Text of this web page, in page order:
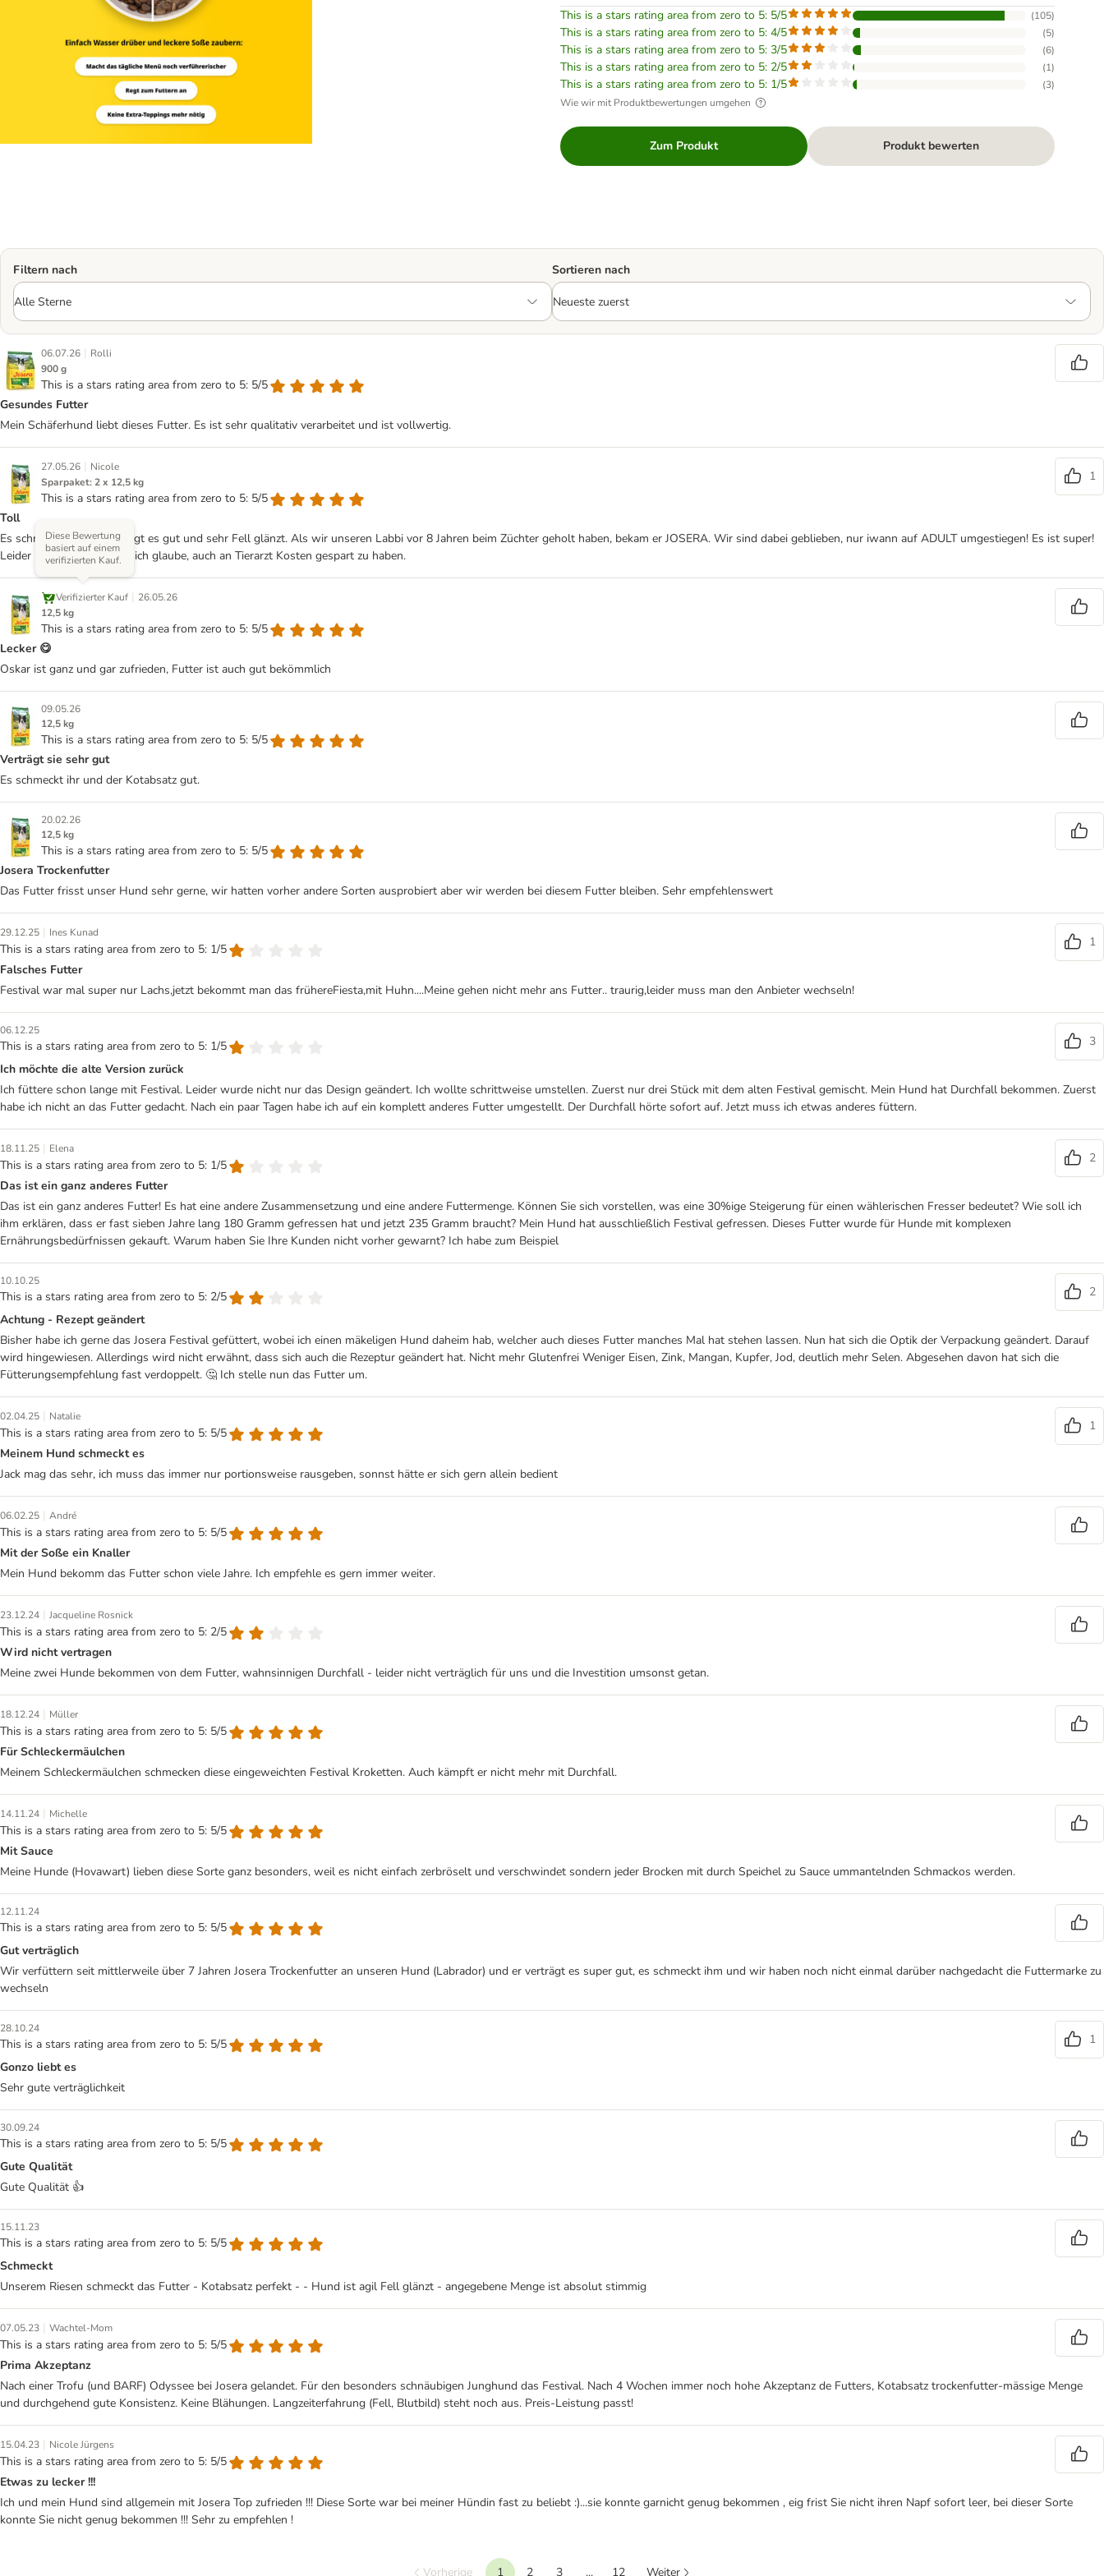
This is a stars rating area from zero to 5: 5/5
(105)
This is a stars rating area from zero to 5: 4/5 (5)
This is a stars rating area from zero to 5: 3/5 (6)
This is a stars rating area from zero to 5: 2/5 (1)
This is a stars rating area from zero to 5: 1/5 (3)
Wie wir mit Produktbewertungen umgehen
Zum Produkt Produkt bewerten
Filtern nach Sortieren nach
06.07.26 | Rolli
900 g
This is a stars rating area from zero to 5: 5/5
Gesundes Futter
Mein Schäferhund liebt dieses Futter. Es ist sehr qualitativ verarbeitet und ist vollwertig.
27.05.26 | Nicole
Sparpaket: 2 x 12,5 kg
This is a stars rating area from zero to 5: 5/5
1
Toll
Es schmeckt ihm, er verträgt es gut und sehr Fell glänzt. Als wir unseren Labbi vor 8 Jahren beim Züchter geholt haben, bekam er JOSERA. Wir sind dabei geblieben, nur iwann auf ADULT umgestiegen! Es ist super!
Leider nicht günstig. Aber ich glaube, auch an Tierarzt Kosten gespart zu haben.
Verifizierter Kauf
Diese Bewertung
basiert auf einem
verifizierten Kauf.
| 26.05.26
12,5 kg
This is a stars rating area from zero to 5: 5/5
Lecker 😋
Oskar ist ganz und gar zufrieden, Futter ist auch gut bekömmlich
09.05.26
12,5 kg
This is a stars rating area from zero to 5: 5/5
Verträgt sie sehr gut
Es schmeckt ihr und der Kotabsatz gut.
20.02.26
12,5 kg
This is a stars rating area from zero to 5: 5/5
Josera Trockenfutter
Das Futter frisst unser Hund sehr gerne, wir hatten vorher andere Sorten ausprobiert aber wir werden bei diesem Futter bleiben. Sehr empfehlenswert
29.12.25 | Ines Kunad
This is a stars rating area from zero to 5: 1/5
1
Falsches Futter
Festival war mal super nur Lachs,jetzt bekommt man das frühereFiesta,mit Huhn....Meine gehen nicht mehr ans Futter.. traurig,leider muss man den Anbieter wechseln!
06.12.25
This is a stars rating area from zero to 5: 1/5
3
Ich möchte die alte Version zurück
Ich füttere schon lange mit Festival. Leider wurde nicht nur das Design geändert. Ich wollte schrittweise umstellen. Zuerst nur drei Stück mit dem alten Festival gemischt. Mein Hund hat Durchfall bekommen. Zuerst
habe ich nicht an das Futter gedacht. Nach ein paar Tagen habe ich auf ein komplett anderes Futter umgestellt. Der Durchfall hörte sofort auf. Jetzt muss ich etwas anderes füttern.
18.11.25 | Elena
This is a stars rating area from zero to 5: 1/5
2
Das ist ein ganz anderes Futter
Das ist ein ganz anderes Futter! Es hat eine andere Zusammensetzung und eine andere Futtermenge. Können Sie sich vorstellen, was eine 30%ige Steigerung für einen wählerischen Fresser bedeutet? Wie soll ich
ihm erklären, dass er fast sieben Jahre lang 180 Gramm gefressen hat und jetzt 235 Gramm braucht? Mein Hund hat ausschließlich Festival gefressen. Dieses Futter wurde für Hunde mit komplexen
Ernährungsbedürfnissen gekauft. Warum haben Sie Ihre Kunden nicht vorher gewarnt? Ich habe zum Beispiel
10.10.25
This is a stars rating area from zero to 5: 2/5
2
Achtung - Rezept geändert
Bisher habe ich gerne das Josera Festival gefüttert, wobei ich einen mäkeligen Hund daheim hab, welcher auch dieses Futter manches Mal hat stehen lassen. Nun hat sich die Optik der Verpackung geändert. Darauf
wird hingewiesen. Allerdings wird nicht erwähnt, dass sich auch die Rezeptur geändert hat. Nicht mehr Glutenfrei Weniger Eisen, Zink, Mangan, Kupfer, Jod, deutlich mehr Selen. Abgesehen davon hat sich die
Fütterungsempfehlung fast verdoppelt. 🤔 Ich stelle nun das Futter um.
02.04.25 | Natalie
This is a stars rating area from zero to 5: 5/5
1
Meinem Hund schmeckt es
Jack mag das sehr, ich muss das immer nur portionsweise rausgeben, sonnst hätte er sich gern allein bedient
06.02.25 | André
This is a stars rating area from zero to 5: 5/5
Mit der Soße ein Knaller
Mein Hund bekomm das Futter schon viele Jahre. Ich empfehle es gern immer weiter.
23.12.24 | Jacqueline Rosnick
This is a stars rating area from zero to 5: 2/5
Wird nicht vertragen
Meine zwei Hunde bekommen von dem Futter, wahnsinnigen Durchfall - leider nicht verträglich für uns und die Investition umsonst getan.
18.12.24 | Müller
This is a stars rating area from zero to 5: 5/5
Für Schleckermäulchen
Meinem Schleckermäulchen schmecken diese eingeweichten Festival Kroketten. Auch kämpft er nicht mehr mit Durchfall.
14.11.24 | Michelle
This is a stars rating area from zero to 5: 5/5
Mit Sauce
Meine Hunde (Hovawart) lieben diese Sorte ganz besonders, weil es nicht einfach zerbröselt und verschwindet sondern jeder Brocken mit durch Speichel zu Sauce ummantelnden Schmackos werden.
12.11.24
This is a stars rating area from zero to 5: 5/5
Gut verträglich
Wir verfüttern seit mittlerweile über 7 Jahren Josera Trockenfutter an unseren Hund (Labrador) und er verträgt es super gut, es schmeckt ihm und wir haben noch nicht einmal darüber nachgedacht die Futtermarke zu
wechseln
28.10.24
This is a stars rating area from zero to 5: 5/5
1
Gonzo liebt es
Sehr gute verträglichkeit
30.09.24
This is a stars rating area from zero to 5: 5/5
Gute Qualität
Gute Qualität 👍
15.11.23
This is a stars rating area from zero to 5: 5/5
Schmeckt
Unserem Riesen schmeckt das Futter - Kotabsatz perfekt - - Hund ist agil Fell glänzt - angegebene Menge ist absolut stimmig
07.05.23 | Wachtel-Mom
This is a stars rating area from zero to 5: 5/5
Prima Akzeptanz
Nach einer Trofu (und BARF) Odyssee bei Josera gelandet. Für den besonders schnäubigen Junghund das Festival. Nach 4 Wochen immer noch hohe Akzeptanz de Futters, Kotabsatz trockenfutter-mässige Menge
und durchgehend gute Konsistenz. Keine Blähungen. Langzeiterfahrung (Fell, Blutbild) steht noch aus. Preis-Leistung passt!
15.04.23 | Nicole Jürgens
This is a stars rating area from zero to 5: 5/5
Etwas zu lecker !!!
Ich und mein Hund sind allgemein mit Josera Top zufrieden !!! Diese Sorte war bei meiner Hündin fast zu beliebt :)...sie konnte garnicht genug bekommen , eig frist Sie nicht ihren Napf sofort leer, bei dieser Sorte
konnte Sie nicht genug bekommen !!! Sehr zu empfehlen !
Vorherige 1 2 3 ... 12 Weiter